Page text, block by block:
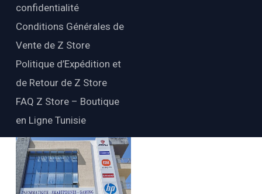
confidentialité
Conditions Générales de
Vente de Z Store
Politique d’Expédition et
de Retour de Z Store
FAQ Z Store – Boutique
en Ligne Tunisie